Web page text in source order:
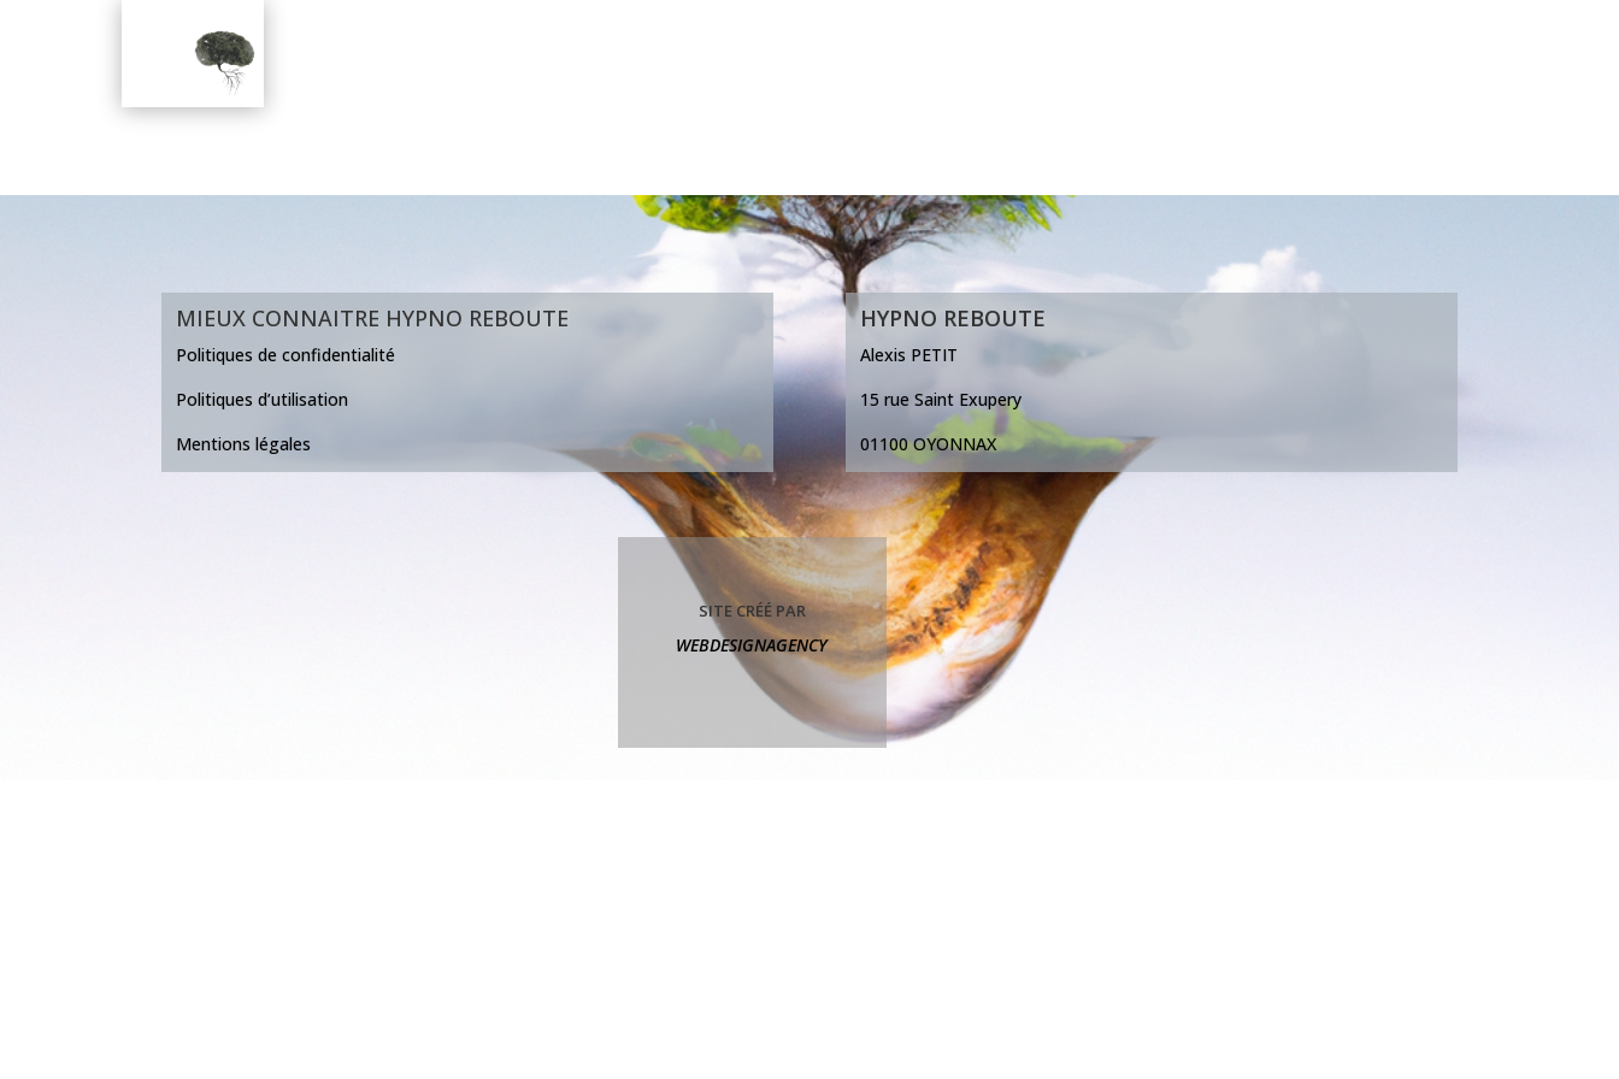
MIEUX CONNAITRE HYPNO REBOUTE
Politiques de confidentialité
Politiques d’utilisation
Mentions légales
HYPNO REBOUTE
Alexis PETIT
15 rue Saint Exupery
01100 OYONNAX
SITE CRÉÉ PAR
WEBDESIGNAGENCY